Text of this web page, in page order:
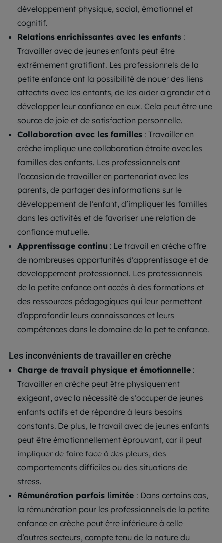
développement physique, social, émotionnel et
cognitif.
Relations enrichissantes avec les enfants :
Travailler avec de jeunes enfants peut être
extrêmement gratifiant. Les professionnels de la
petite enfance ont la possibilité de nouer des liens
affectifs avec les enfants, de les aider à grandir et à
développer leur confiance en eux. Cela peut être une
source de joie et de satisfaction personnelle.
Collaboration avec les familles : Travailler en
crèche implique une collaboration étroite avec les
familles des enfants. Les professionnels ont
l’occasion de travailler en partenariat avec les
parents, de partager des informations sur le
développement de l’enfant, d’impliquer les familles
dans les activités et de favoriser une relation de
confiance mutuelle.
Apprentissage continu : Le travail en crèche offre
de nombreuses opportunités d’apprentissage et de
développement professionnel. Les professionnels
de la petite enfance ont accès à des formations et
des ressources pédagogiques qui leur permettent
d’approfondir leurs connaissances et leurs
compétences dans le domaine de la petite enfance.
Les inconvénients de travailler en crèche
Charge de travail physique et émotionnelle :
Travailler en crèche peut être physiquement
exigeant, avec la nécessité de s’occuper de jeunes
enfants actifs et de répondre à leurs besoins
constants. De plus, le travail avec de jeunes enfants
peut être émotionnellement éprouvant, car il peut
impliquer de faire face à des pleurs, des
comportements difficiles ou des situations de
stress.
Rémunération parfois limitée : Dans certains cas,
la rémunération pour les professionnels de la petite
enfance en crèche peut être inférieure à celle
d’autres secteurs, compte tenu de la nature du